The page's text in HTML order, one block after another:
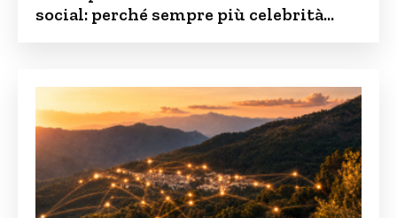
social: perché sempre più celebrità